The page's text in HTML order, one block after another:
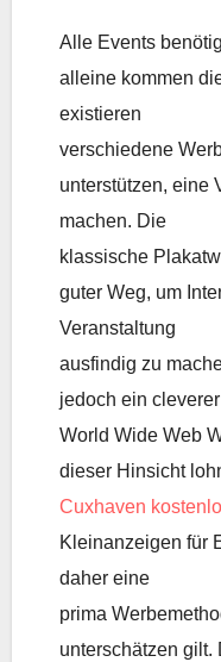
Alle Events
alleine kommen
existieren
verschiedene
unterstützen, eine
machen. Die
klassische
guter Weg, um
Veranstaltung
ausfindig zu
jedoch ein
World Wide Web
dieser Hinsicht
Cuxhaven
Kleinanzeigen für
daher eine
prima
unterschätzen gilt.